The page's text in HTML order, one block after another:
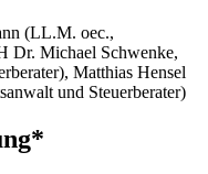
(LL.M. oec.,
Dr. Michael Schwenke,
, Matthias Hensel
und Steuerberater)